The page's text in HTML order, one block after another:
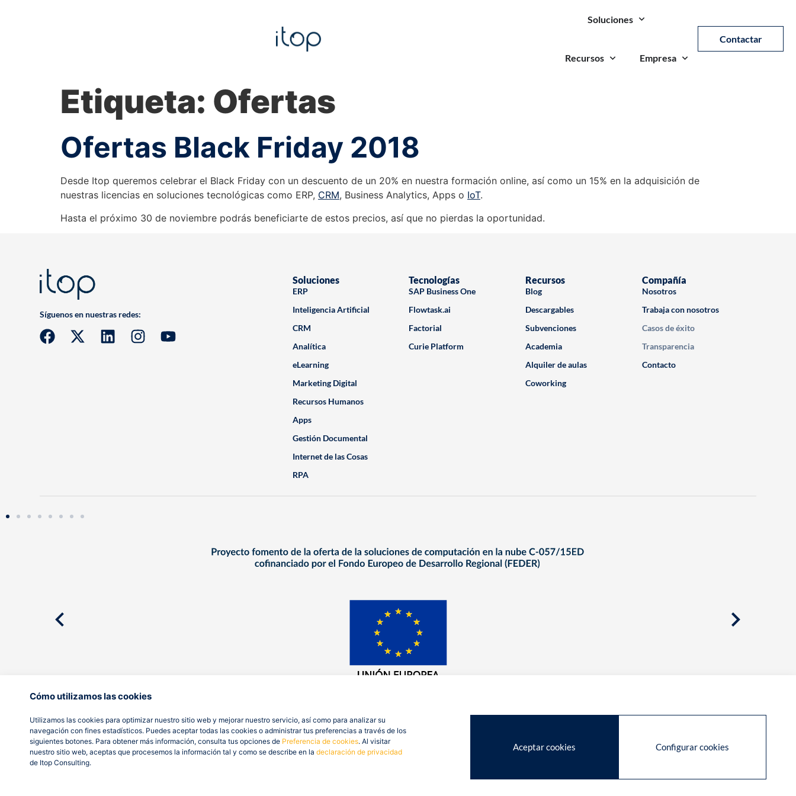
Cómo utilizamos las cookies
Utilizamos las cookies para optimizar nuestro sitio web y mejorar nuestro servicio, así como para analizar su
navegación con fines estadísticos. Puedes aceptar todas las cookies o administrar tus preferencias a través de los
siguientes botones. Para obtener más información, consulta tus opciones de Preferencia de cookies. Al visitar
nuestro sitio web, aceptas que procesemos la información tal y como se describe en la declaración de privacidad
de Itop Consulting.
Aceptar cookies Configurar cookies
Soluciones
Recursos Empresa
Contactar
Etiqueta: Ofertas
Ofertas Black Friday 2018
Desde Itop queremos celebrar el Black Friday con un descuento de un 20% en nuestra formación online, así como un 15% en la adquisición de
nuestras licencias en soluciones tecnológicas como ERP, CRM, Business Analytics, Apps o IoT.
Hasta el próximo 30 de noviembre podrás beneficiarte de estos precios, así que no pierdas la oportunidad.
Síguenos en nuestras redes:
Soluciones
ERP
Inteligencia Artificial
CRM
Analítica
eLearning
Marketing Digital
Recursos Humanos
Apps
Gestión Documental
Internet de las Cosas
RPA
Tecnologías
SAP Business One
Flowtask.ai
Factorial
Curie Platform
Recursos
Blog
Descargables
Subvenciones
Academia
Alquiler de aulas
Coworking
Compañía
Nosotros
Trabaja con nosotros
Casos de éxito
Transparencia
Contacto
AVISO LEGALPOLÍTICA DE PRIVACIDAD